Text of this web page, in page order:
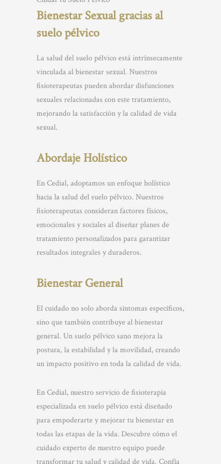
Bienestar Sexual gracias al
suelo pélvico
La salud del suelo pélvico está intrínsecamente
vinculada al bienestar sexual. Nuestros
fisioterapeutas pueden abordar disfunciones
sexuales relacionadas con este tratamiento,
mejorando la satisfacción y la calidad de vida
sexual.
Abordaje Holístico
En Cedial, adoptamos un enfoque holístico
hacia la salud del suelo pélvico. Nuestros
fisioterapeutas consideran factores físicos,
emocionales y sociales al diseñar planes de
tratamiento personalizados para garantizar
resultados integrales y duraderos.
Bienestar General
El cuidado no solo aborda síntomas específicos,
sino que también contribuye al bienestar
general. Un suelo pélvico sano mejora la
postura, la estabilidad y la movilidad, creando
un impacto positivo en toda la calidad de vida.
En Cedial, nuestro servicio de fisioterapia
especializada en suelo pélvico está diseñado
para empoderarte y mejorar tu bienestar en
todas las etapas de la vida. Descubre cómo el
cuidado experto de nuestro equipo puede
transformar tu salud y calidad de vida. Confía